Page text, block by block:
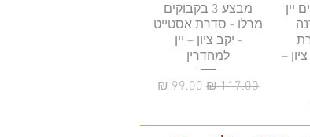
יין
–
תצוגה מהירה
מבצע 3 בקבוקים
מרלו - סדרת אסטייט
- יקב ציון – יין
למהדרין
מחיר רגיל מחיר מבצע